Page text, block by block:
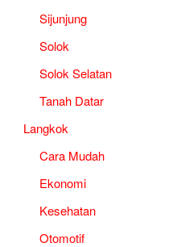
Sijunjung
Solok
Solok Selatan
Tanah Datar
Langkok
Cara Mudah
Ekonomi
Kesehatan
Otomotif